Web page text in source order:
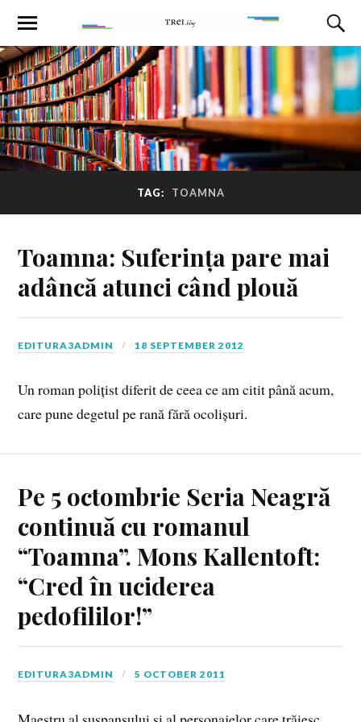
TAG: TOAMNA
Toamna: Suferința pare mai
adâncă atunci când plouă
EDITURA3ADMIN 18 SEPTEMBER 2012
Un roman polițist diferit de ceea ce am citit până acum,
care pune degetul pe rană fără ocolișuri.
Pe 5 octombrie Seria Neagră
continuă cu romanul
“Toamna”. Mons Kallentoft:
“Cred în uciderea
pedofililor!”
EDITURA3ADMIN 5 OCTOBER 2011